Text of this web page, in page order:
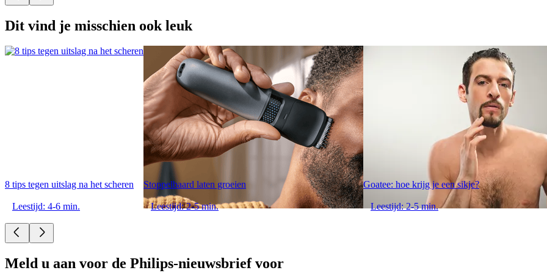
Dit vind je misschien ook leuk
8 tips tegen uitslag na het scheren
Leestijd: 4-6 min.
Stoppelbaard laten groeien
Leestijd: 2-5 min.
Goatee: hoe krijg je een sikje?
Leestijd: 2-5 min.
Meld u aan voor de Philips-nieuwsbrief voor